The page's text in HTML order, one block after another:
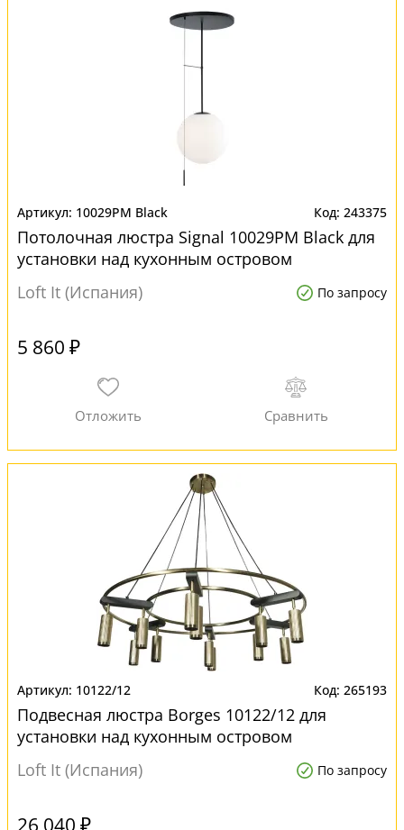
10029PM Black 243375
Потолочная люстра Signal 10029PM Black для
установки над кухонным островом
Loft It (Испания)
По запросу
5 860 ₽
10122/12 265193
Подвесная люстра Borges 10122/12 для
установки над кухонным островом
Loft It (Испания)
По запросу
26 040 ₽